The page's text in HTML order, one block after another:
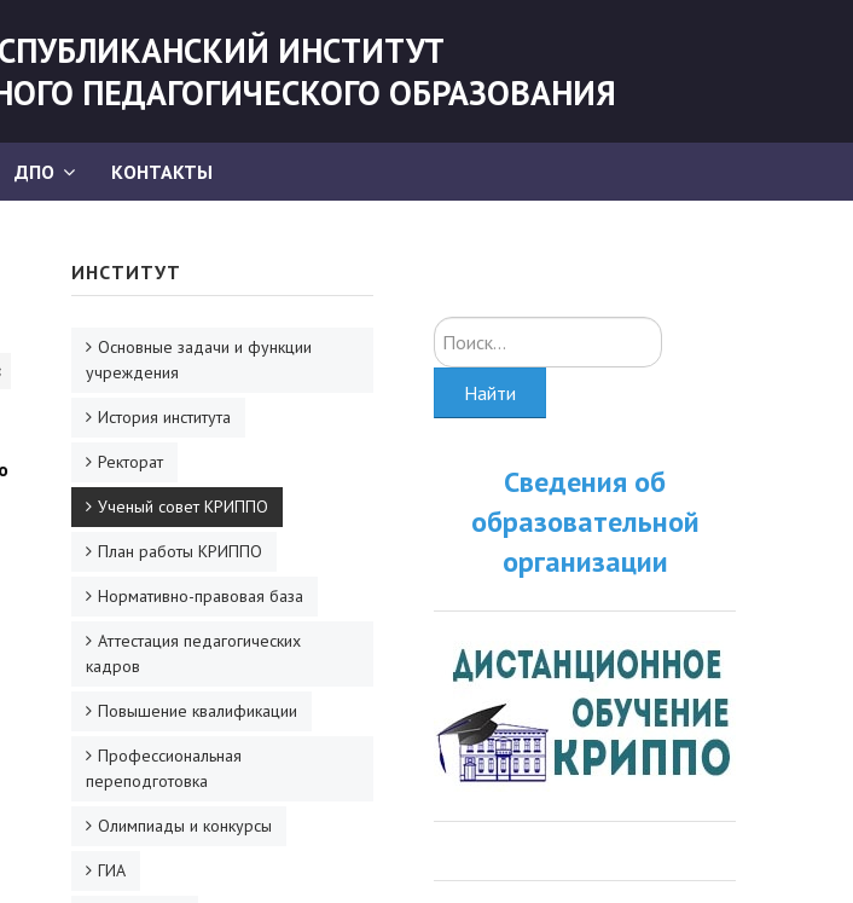
ИНСТИТУТ
ПЕДАГОГИЧЕСКОГО ОБРАЗОВАНИЯ
ДПО КОНТАКТЫ
ИНСТИТУТ
Основные задачи и функции
учреждения
История института
Ректорат
Ученый совет КРИППО
План работы КРИППО
Нормативно-правовая база
Аттестация педагогических
кадров
Повышение квалификации
Профессиональная
переподготовка
Олимпиады и конкурсы
ГИА
Искать...
Найти
Сведения об
образовательной
организации